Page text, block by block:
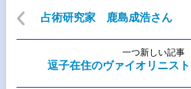
占術研究家 鹿島成浩さん
一つ新しい記事
逗子在住のヴァイオリニス